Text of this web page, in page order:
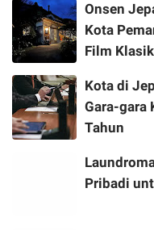
Onsen
Kota
Film Klasik
Kota di
Gara-gara
Tahun
Pribadi